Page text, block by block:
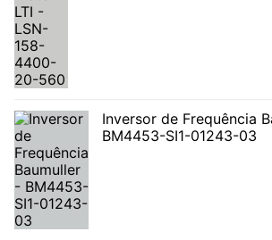
Inversor de Frequência
BM4453-SI1-01243-03